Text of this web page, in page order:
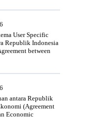
User Specific
Republik Indonesia
between
antara Republik
(Agreement
Economic